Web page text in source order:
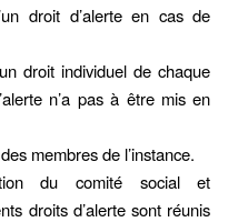
droit d’alerte en cas de
droit individuel de chaque
n’a pas à être mis en
membres de l’instance.
du comité social et
droits d’alerte sont réunis